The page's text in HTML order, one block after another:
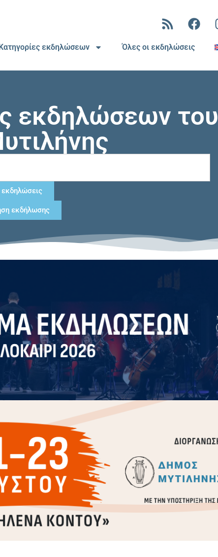
Κατηγορίες εκδηλώσεων Όλες οι εκδηλώσεις
εκδηλώσεων του
εκδηλώσεις
εκδήλωσης